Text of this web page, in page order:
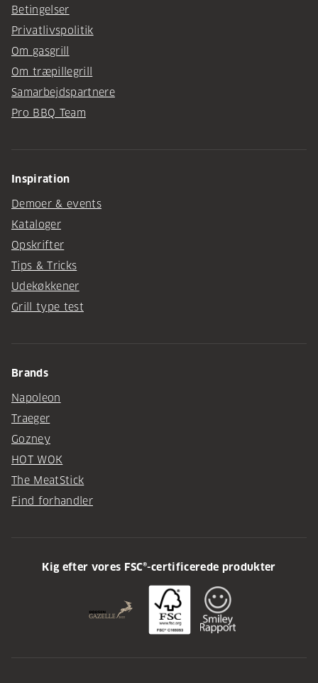
Betingelser
Privatlivspolitik
Om gasgrill
Om træpillegrill
Samarbejdspartnere
Pro BBQ Team
Inspiration
Demoer & events
Kataloger
Opskrifter
Tips & Tricks
Udekøkkener
Grill type test
Brands
Napoleon
Traeger
Gozney
HOT WOK
The MeatStick
Find forhandler
Kig efter vores FSC®-certificerede produkter